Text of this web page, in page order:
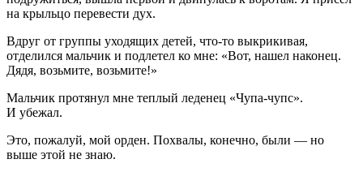
на крыльцо перевести дух.
Вдруг от группы уходящих детей, что-то выкрикивая,
отделился мальчик и подлетел ко мне: «Вот, нашел наконец.
Дядя, возьмите, возьмите!»
Мальчик протянул мне теплый леденец «Чупа-чупс».
И убежал.
Это, пожалуй, мой орден. Похвалы, конечно, были — но
выше этой не знаю.